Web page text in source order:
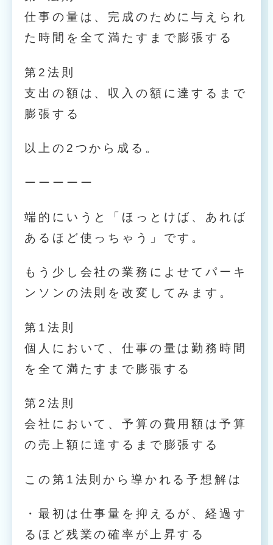
仕事の量は、完成のために与えられ
た時間を全て満たすまで膨張する
第2法則
支出の額は、収入の額に達するまで
膨張する
以上の2つから成る。
ーーーーー
端的にいうと「ほっとけば、あれば
あるほど使っちゃう」です。
もう少し会社の業務によせてパーキ
ンソンの法則を改変してみます。
第1法則
個人において、仕事の量は勤務時間
を全て満たすまで膨張する
第2法則
会社において、予算の費用額は予算
の売上額に達するまで膨張する
この第1法則から導かれる予想解は
・最初は仕事量を抑えるが、経過す
るほど残業の確率が上昇する